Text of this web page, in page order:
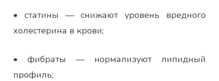
• статины — снижают уровень вредного
холестерина в крови;
• фибраты — нормализуют липидный
профиль;